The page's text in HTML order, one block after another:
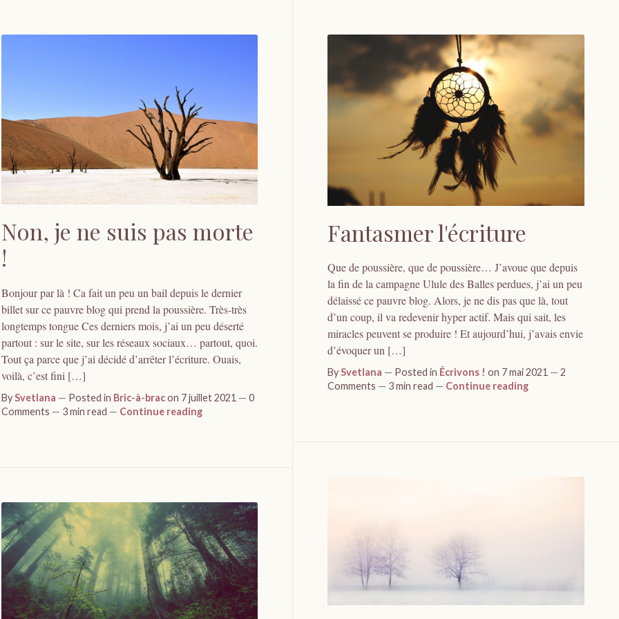
Non, je ne suis pas morte
!
Bonjour par là ! Ca fait un peu un bail depuis le dernier
billet sur ce pauvre blog qui prend la poussière. Très-très
longtemps tongue Ces derniers mois, j’ai un peu déserté
partout : sur le site, sur les réseaux sociaux… partout, quoi.
Tout ça parce que j’ai décidé d’arrêter l’écriture. Ouais,
voilà, c’est fini […]
BySvetlana Posted in Bric-à-bracon 7 juillet 2021
0
Comments
3 min read Continue reading
Fantasmer l'écriture
Que de poussière, que de poussière… J’avoue que depuis
la fin de la campagne Ulule des Balles perdues, j’ai un peu
délaissé ce pauvre blog. Alors, je ne dis pas que là, tout
d’un coup, il va redevenir hyper actif. Mais qui sait, les
miracles peuvent se produire ! Et aujourd’hui, j’avais envie
d’évoquer un […]
BySvetlana Posted in Écrivons ! on 7 mai 2021
2
Comments
3 min read Continue reading